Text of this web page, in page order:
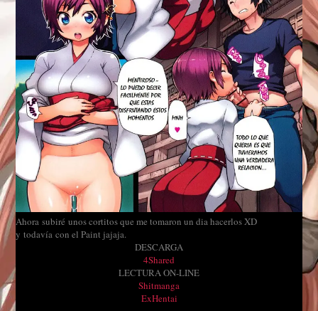
Ahora subiré unos cortitos que me tomaron un dia hacerlos XD
y todavía con el Paint jajaja.
DESCARGA
4Shared
LECTURA ON-LINE
Shitmanga
ExHentai